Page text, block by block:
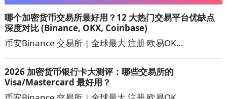
哪个加密货币交易所最好用？12 大热门交易平台优缺点
深度对比 (Binance, OKX, Coinbase)
币安Binance 交易所 | 全球最大 注册 欧易OK…
2026 加密货币银行卡大测评：哪些交易所的
Visa/Mastercard 最好用？